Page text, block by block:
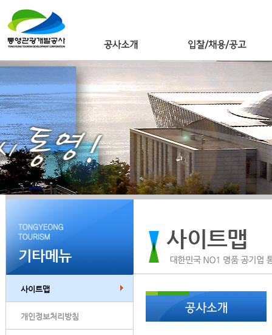
사이트맵
개인정보처리방침